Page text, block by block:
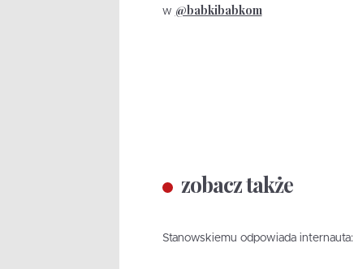
w @babkibabkom
zobacz także
Stanowskiemu odpowiada internauta: